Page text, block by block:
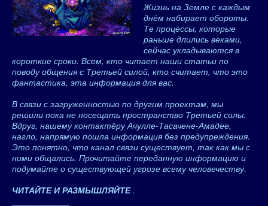
Жизнь на Земле с каждым
днём набирает обороты.
Те процессы, которые
раньше длились веками,
сейчас укладываются в
короткие сроки. Всем, кто читает наши статьи по
поводу общения с Третьей силой, кто считает, что это
фантастика, эта информация для вас.
В связи с загруженностью по другим проектам, мы
решили пока не посещать пространство Третьей силы.
Вдруг, нашему контактёру Ачулле-Тасачене-Амадее,
нагло, напрямую пошла информация без предупреждения.
Это понятно, что канал связи существует, так как мы с
ними общались. Прочитайте переданную информацию и
подумайте о существующей угрозе всему человечеству.
ЧИТАЙТЕ И РАЗМЫШЛЯЙТЕ .